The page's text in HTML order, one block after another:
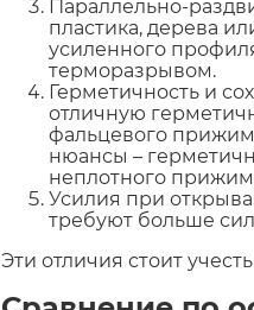
Параллельно-
пластика, дерева
усиленного
терморазрывом.
Герметичность и
отличную
фальцевого
нюансы –
неплотного
Усилия при
требуют больше
Эти отличия стоит